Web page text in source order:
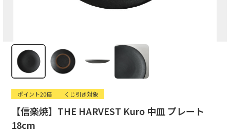
ポイント20倍 くじ引き対象
【信楽焼】THE HARVEST Kuro 中皿 プレート
18cm